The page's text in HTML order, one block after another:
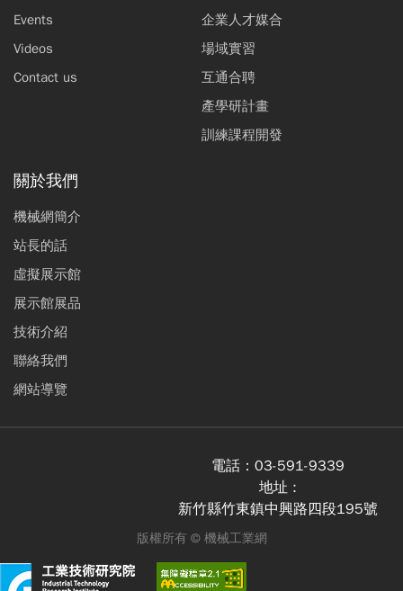
Events
Videos
Contact us
企業人才媒合
場域實習
互通合聘
產學研計畫
訓練課程開發
關於我們
機械網簡介
站長的話
虛擬展示館
展示館展品
技術介紹
聯絡我們
網站導覽
電話： 03-591-9339
地址 :
新竹縣竹東鎮中興路四段195號
版權所有 © 機械工業網